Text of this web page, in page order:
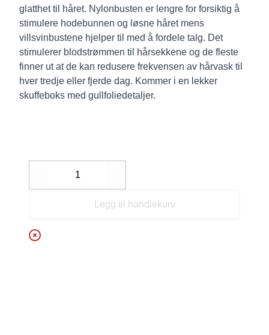
glatthet til håret. Nylonbusten er lengre for forsiktig å
stimulere hodebunnen og løsne håret mens
villsvinbustene hjelper til med å fordele talg. Det
stimulerer blodstrømmen til hårsekkene og de fleste
finner ut at de kan redusere frekvensen av hårvask til
hver tredje eller fjerde dag. Kommer i en lekker
skuffeboks med gullfoliedetaljer.
Decrease
Legg til handlekurv